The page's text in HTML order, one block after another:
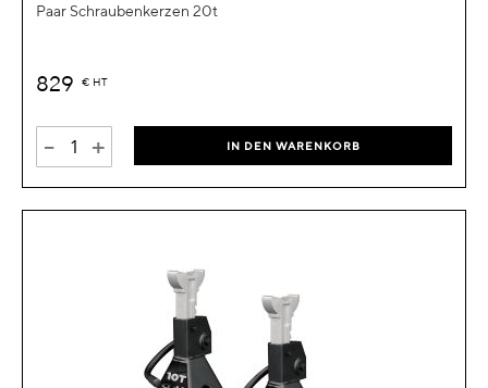
Paar Schraubenkerzen 20t
829 € HT
- + IN DEN WARENKORB